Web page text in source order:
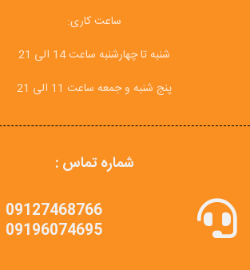
ساعت کاری:
شنبه تا چهارشنبه ساعت 14 الی 21
پنج شنبه و جمعه ساعت 11 الی 21
شماره تماس :
09127468766
09196074695